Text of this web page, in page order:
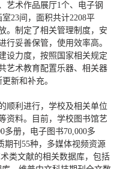
艺术作品展厅1个、电子钢
室23间，面积共计2208平
。制定了相关管理制度，安
行妥善保管，使用效率高。
设力度，按照国家相关规定
艺术教育配置乐器、相关器
新和补充。
顺利进行，学校及相关单位
资料。目前，学校图书馆艺
多册，电子图书70,000多
期刊 55种，多媒体视频资源
类文献的相关数据库，包括